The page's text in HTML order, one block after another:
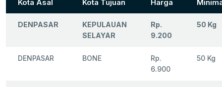
Kota Asal Kota Tujuan Harga
DENPASAR
KEPULAUAN
SELAYAR
Rp.
9.200
50 Kg
DENPASAR BONE
Rp.
6.900
50 Kg